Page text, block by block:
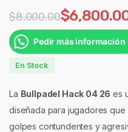
$8,000.00$
Pedir más información
En Stock
La Bullpadel Hack 04 26 es
diseñada para jugadores
golpes contundentes y